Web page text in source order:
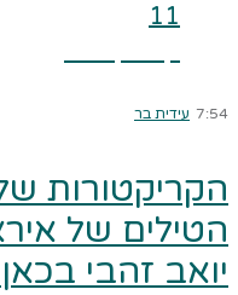
7:54 עידית בר
הקריקטורות
הטילים של
יואב זהבי בכאן 11